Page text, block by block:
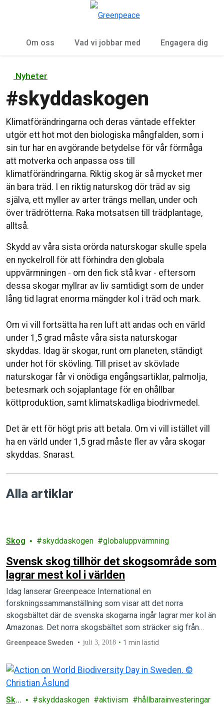
Om oss Vad vi jobbar med Engagera dig
Nyheter
#skyddaskogen
Klimatförändringarna och deras väntade effekter
utgör ett hot mot den biologiska mångfalden, som i
sin tur har en avgörande betydelse för vår förmåga
att motverka och anpassa oss till
klimatförändringarna. Riktig skog är så mycket mer
än bara träd. I en riktig naturskog dör träd av sig
själva, ett myller av arter trängs mellan, under och
över trädrötterna. Raka motsatsen till trädplantage,
alltså.⁣
Skydd av våra sista orörda naturskogar skulle spela
en nyckelroll för att förhindra den globala
uppvärmningen - om den fick stå kvar - eftersom
dessa skogar myllrar av liv samtidigt som de under
lång tid lagrat enorma mängder kol i träd och mark.⁣
Om vi vill fortsätta ha ren luft att andas och en värld
under 1,5 grad måste våra sista naturskogar
skyddas. Idag är skogar, runt om planeten, ständigt
under hot för skövling. Till priset av skövlade
naturskogar får vi onödiga engångsartiklar, palmolja,
betesmark och sojaplantage för en ohållbar
köttproduktion, samt klimatskadliga biodrivmedel.⁣
Det är ett för högt pris att betala. Om vi vill istället vill
ha en värld under 1,5 grad måste fler av våra skogar
skyddas. Snarast.
Alla artiklar
Skog skyddaskogen globaluppvärmning
Svensk skog tillhör det skogsområde som
lagrar mest kol i världen
Idag lanserar Greenpeace International en
forskningssammanställning som visar att det norra
skogsbältet där de svenska skogarna ingår lagrar mer kol än
Amazonas. Det norra skogsbältet som sträcker sig från
Ryssland via Finland till Sverige och Kanada utgör jordens
växthusgaser i världen, visar Greenpeace nya rapport.
Greenpeace Sweden juli 3, 2018 1 min lästid
Sko
skyddaskogen aktivism
hållbarainvesteringar